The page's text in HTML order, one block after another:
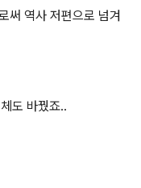
써 역사 저편으로 넘겨
도 바꿨죠..